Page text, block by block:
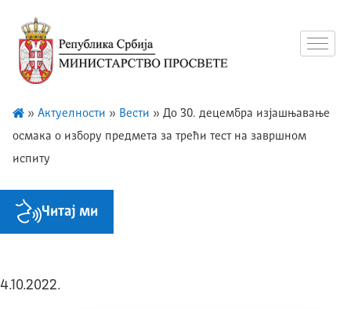
» Актуелности » Вести » До 30. децембра изјашњавање
осмака о избору предмета за трећи тест на завршном
испиту
Читај ми
4.10.2022.